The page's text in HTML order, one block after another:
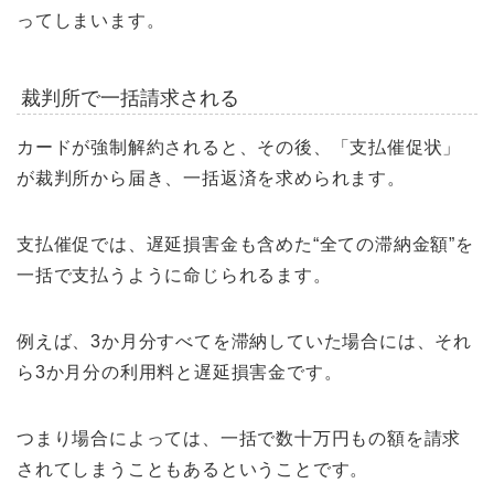
ってしまいます。
裁判所で一括請求される
カードが強制解約されると、その後、「支払催促状」
が裁判所から届き、一括返済を求められます。
支払催促では、遅延損害金も含めた“全ての滞納金額”を
一括で支払うように命じられるます。
例えば、3か月分すべてを滞納していた場合には、それ
ら3か月分の利用料と遅延損害金です。
つまり場合によっては、一括で数十万円もの額を請求
されてしまうこともあるということです。